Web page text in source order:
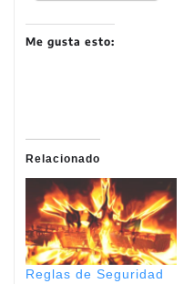
Me gusta esto:
Relacionado
Reglas de Seguridad